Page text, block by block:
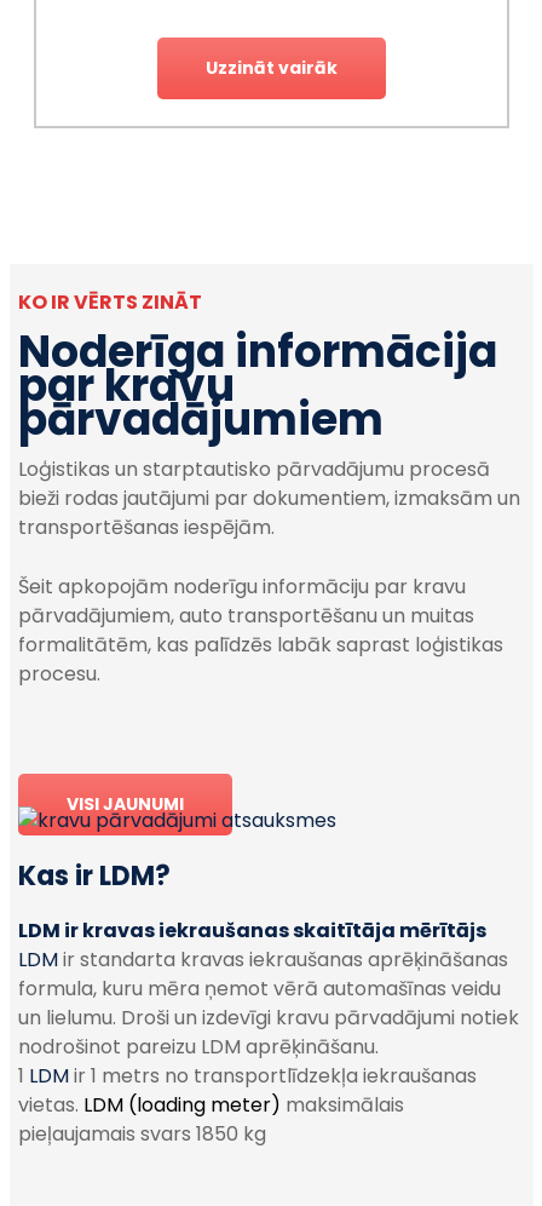
Uzzināt vairāk
KO IR VĒRTS ZINĀT
Noderīga informācija
par kravu
pārvadājumiem
Loģistikas un starptautisko pārvadājumu procesā
bieži rodas jautājumi par dokumentiem, izmaksām un
transportēšanas iespējām.
Šeit apkopojām noderīgu informāciju par kravu
pārvadājumiem, auto transportēšanu un muitas
formalitātēm, kas palīdzēs labāk saprast loģistikas
procesu.
VISI JAUNUMI
Kas ir LDM?
LDM ir kravas iekraušanas skaitītāja mērītājs
LDMir standarta kravas iekraušanas aprēķināšanas
formula, kuru mēra ņemot vērā automašīnas veidu
un lielumu. Droši un izdevīgi kravu pārvadājumi notiek
nodrošinot pareizu LDM aprēķināšanu.
1 LDMir 1 metrs no transportlīdzekļa iekraušanas
vietas. LDM (loading meter) maksimālais
pieļaujamais svars 1850 kg